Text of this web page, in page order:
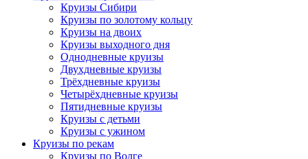
Круизы Сибири
Круизы по золотому кольцу
Круизы на двоих
Круизы выходного дня
Однодневные круизы
Двухдневные круизы
Трёхдневные круизы
Четырёхдневные круизы
Пятидневные круизы
Круизы с детьми
Круизы с ужином
Круизы по рекам
Круизы по Волге